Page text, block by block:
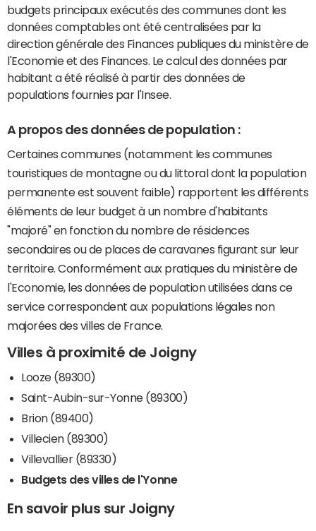
budgets principaux exécutés des communes dont les
données comptables ont été centralisées par la
direction générale des Finances publiques du ministère de
l'Economie et des Finances. Le calcul des données par
habitant a été réalisé à partir des données de
populations fournies par l'Insee.
A propos des données de population :
Certaines communes (notamment les communes
touristiques de montagne ou du littoral dont la population
permanente est souvent faible) rapportent les différents
éléments de leur budget à un nombre d'habitants
"majoré" en fonction du nombre de résidences
secondaires ou de places de caravanes figurant sur leur
territoire. Conformément aux pratiques du ministère de
l'Economie, les données de population utilisées dans ce
service correspondent aux populations légales non
majorées des villes de France.
Villes à proximité de Joigny
Looze (89300)
Saint-Aubin-sur-Yonne (89300)
Brion (89400)
Villecien (89300)
Villevallier (89330)
Budgets des villes de l'Yonne
En savoir plus sur Joigny